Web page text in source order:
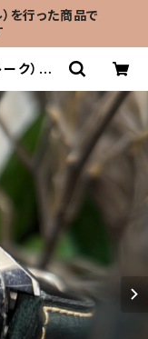
を行った商品で
ク）Ko
ォッチ
チ/ヴィ
盤 メン
陸軍 機
7】 | L
館